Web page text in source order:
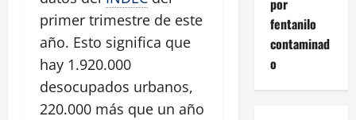
primer trimestre de este
año. Esto significa que
hay 1.920.000
desocupados urbanos,
220.000 más que un año
fentanilo
contaminad
o